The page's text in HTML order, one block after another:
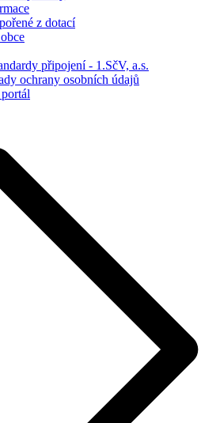
z dotací
připojení - 1.SčV, a.s.
ochrany osobních údajů